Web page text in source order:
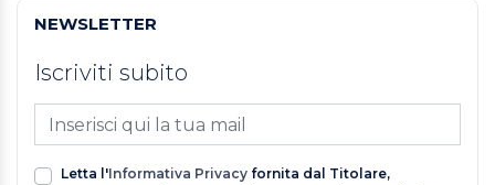
NEWSLETTER
Iscriviti subito
Letta l'Informativa Privacy fornita dal Titolare,